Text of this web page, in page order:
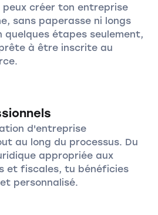
créer ton entreprise
sans paperasse ni longs
quelques étapes seulement,
à être inscrite au
d'entreprise
au long du processus. Du
appropriée aux
et fiscales, tu bénéficies
personnalisé.